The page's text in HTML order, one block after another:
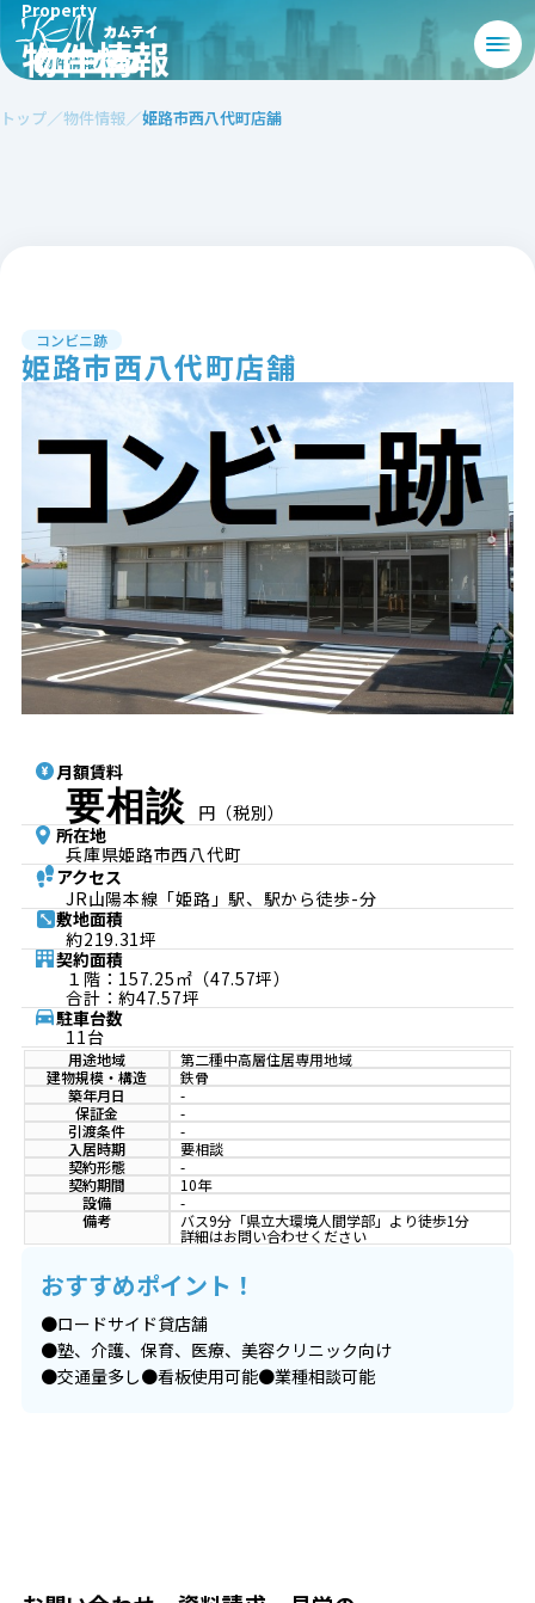
Property
物件情報
トップ 物件情報 姫路市西八代町店舗
コンビニ跡
姫路市西八代町店舗
月額賃料
要相談
円（税別）
所在地
兵庫県姫路市西八代町
アクセス
JR山陽本線「姫路」駅、駅から徒歩-分
敷地面積
約219.31坪
契約面積
１階：157.25㎡（47.57坪）
合計：約47.57坪
駐車台数
11台
用途地域
第二種中高層住居専用地域
建物規模・構造
鉄骨
築年月日
-
保証金
-
引渡条件
-
入居時期
要相談
契約形態
-
契約期間
10年
設備
-
備考
バス9分「県立大環境人間学部」より徒歩1分
詳細はお問い合わせください
おすすめポイント！
●ロードサイド貸店舗
●塾、介護、保育、医療、美容クリニック向け
●交通量多し●看板使用可能●業種相談可能